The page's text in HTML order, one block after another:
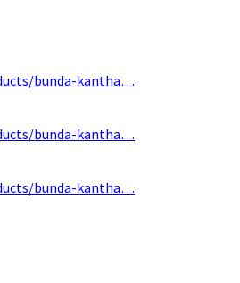
bunda-kantha…
bunda-kantha…
bunda-kantha…